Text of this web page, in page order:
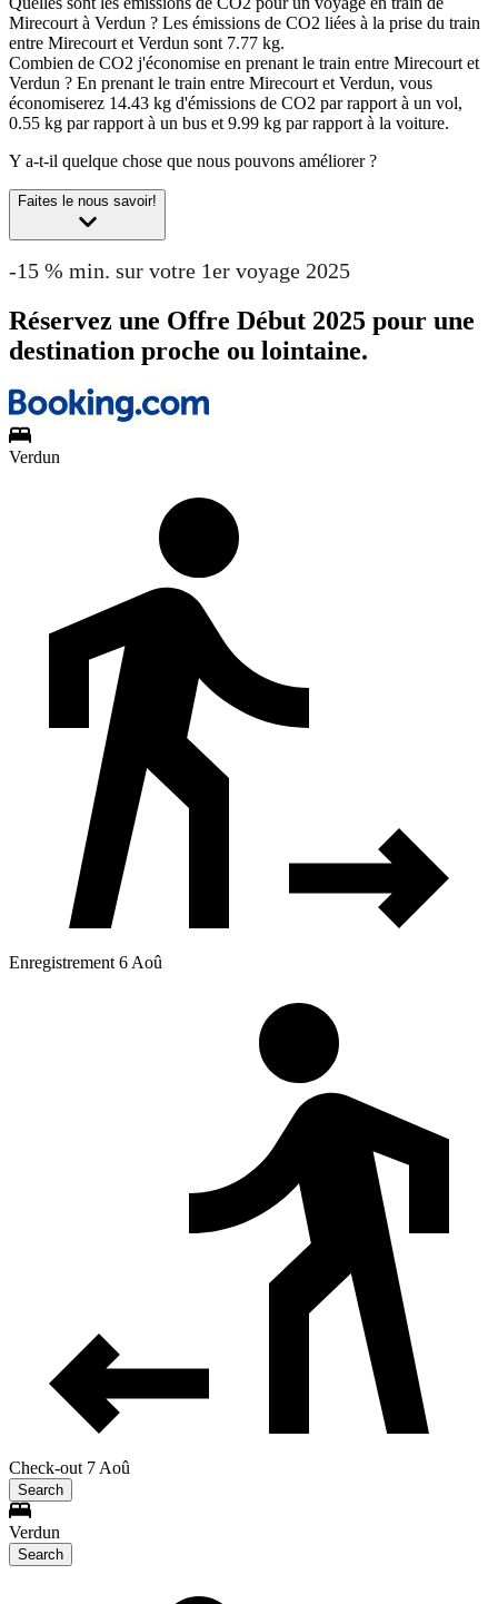
Mirecourt à Verdun ? Les émissions de CO2 liées à la prise du train
entre Mirecourt et Verdun sont 7.77 kg.
Combien de CO2 j'économise en prenant le train entre Mirecourt et
Verdun ? En prenant le train entre Mirecourt et Verdun, vous
économiserez 14.43 kg d'émissions de CO2 par rapport à un vol,
0.55 kg par rapport à un bus et 9.99 kg par rapport à la voiture.
Y a-t-il quelque chose que nous pouvons améliorer ?
Faites le nous savoir!
-15 % min. sur votre 1er voyage 2025
Réservez une Offre Début 2025 pour une
destination proche ou lointaine.
Verdun
Enregistrement 6 Aoû
Check-out 7 Aoû
Search
Verdun
Search